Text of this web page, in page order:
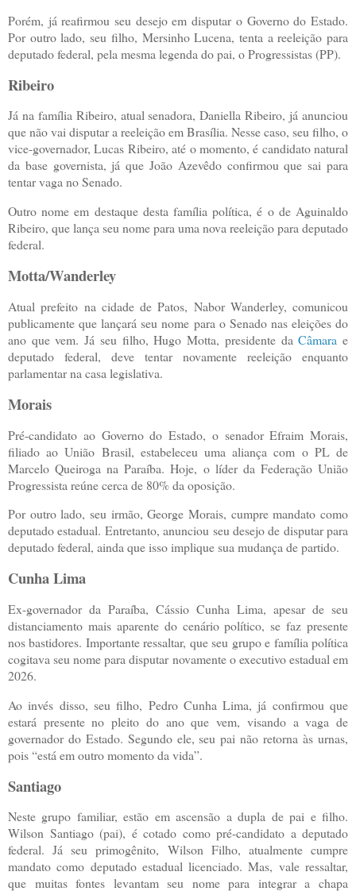
Porém, já reafirmou seu desejo em disputar o Governo do Estado.
Por outro lado, seu filho, Mersinho Lucena, tenta a reeleição para
deputado federal, pela mesma legenda do pai, o Progressistas (PP).
Ribeiro
Já na família Ribeiro, atual senadora, Daniella Ribeiro, já anunciou
que não vai disputar a reeleição em Brasília. Nesse caso, seu filho, o
vice-governador, Lucas Ribeiro, até o momento, é candidato natural
da base governista, já que João Azevêdo confirmou que sai para
tentar vaga no Senado.
Outro nome em destaque desta família política, é o de Aguinaldo
Ribeiro, que lança seu nome para uma nova reeleição para deputado
federal.
Motta/Wanderley
Atual prefeito na cidade de Patos, Nabor Wanderley, comunicou
publicamente que lançará seu nome para o Senado nas eleições do
ano que vem. Já seu filho, Hugo Motta, presidente daCâmara e
deputado federal, deve tentar novamente reeleição enquanto
parlamentar na casa legislativa.
Morais
Pré-candidato ao Governo do Estado, o senador Efraim Morais,
filiado ao União Brasil, estabeleceu uma aliança com o PL de
Marcelo Queiroga na Paraíba. Hoje, o líder da Federação União
Progressista reúne cerca de 80% da oposição.
Por outro lado, seu irmão, George Morais, cumpre mandato como
deputado estadual. Entretanto, anunciou seu desejo de disputar para
deputado federal, ainda que isso implique sua mudança de partido.
Cunha Lima
Ex-governador da Paraíba, Cássio Cunha Lima, apesar de seu
distanciamento mais aparente do cenário político, se faz presente
nos bastidores. Importante ressaltar, que seu grupo e família política
cogitava seu nome para disputar novamente o executivo estadual em
2026.
Ao invés disso, seu filho, Pedro Cunha Lima, já confirmou que
estará presente no pleito do ano que vem, visando a vaga de
governador do Estado. Segundo ele, seu pai não retorna às urnas,
pois “está em outro momento da vida”.
Santiago
Neste grupo familiar, estão em ascensão a dupla de pai e filho.
Wilson Santiago (pai), é cotado como pré-candidato a deputado
federal. Já seu primogênito, Wilson Filho, atualmente cumpre
mandato como deputado estadual licenciado. Mas, vale ressaltar,
que muitas fontes levantam seu nome para integrar a chapa